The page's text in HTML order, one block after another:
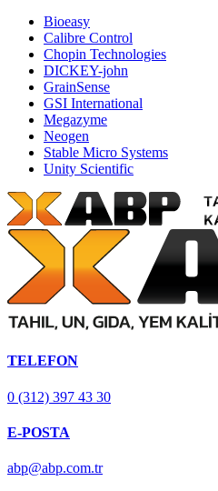
Bioeasy
Calibre Control
Chopin Technologies
DICKEY-john
GrainSense
GSI International
Megazyme
Neogen
Stable Micro Systems
Unity Scientific
TELEFON
0 (312) 397 43 30
E-POSTA
abp@abp.com.tr